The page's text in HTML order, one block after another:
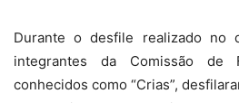
Durante o desfile realizado no
integrantes da Comissão de
conhecidos como “Crias”,